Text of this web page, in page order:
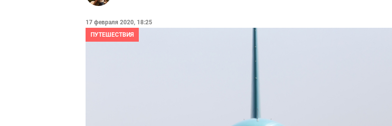
17 февраля 2020, 18:25
ПУТЕШЕСТВИЯ